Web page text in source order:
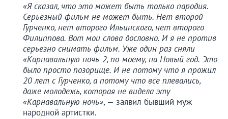
«Я сказал, что это может быть только пародия.
Серьезный фильм не может быть. Нет второй
Гурченко, нет второго Ильинского, нет второго
Филиппова. Вот мои слова дословно. И я не против
серьезно снимать фильм. Уже один раз сняли
«Карнавальную ночь-2, по-моему, на Новый год. Это
было просто позорище. И не потому что я прожил
20 лет с Гурченко, а потому что все плевались,
даже молодежь, которая не видела эту
«Карнавальную ночь», — заявил бывший муж
народной артистки.